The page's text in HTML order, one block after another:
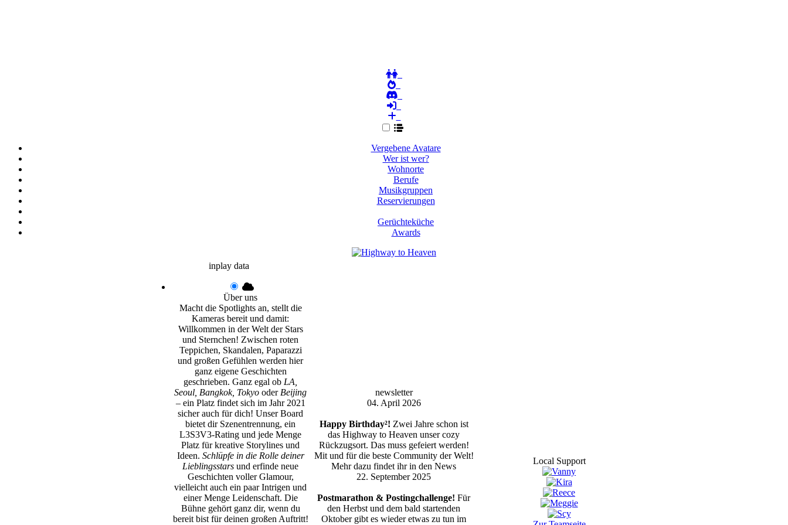
Vergebene Avatare
Wer ist wer?
Wohnorte
Berufe
Musikgruppen
Reservierungen
Gerüchteküche
Awards
inplay data
Über uns
Macht die Spotlights an, stellt die
Kameras bereit und damit:
Willkommen in der Welt der Stars
und Sternchen! Zwischen roten
Teppichen, Skandalen, Paparazzi
und großen Gefühlen werden hier
ganz eigene Geschichten
geschrieben. Ganz egal ob LA,
Seoul, Bangkok, Tokyo oder Beijing
– ein Platz findet sich im Jahr 2021
sicher auch für dich! Unser Board
bietet dir Szenentrennung, ein
L3S3V3-Rating und jede Menge
Platz für kreative Storylines und
Ideen. Schlüpfe in die Rolle deiner
Lieblingsstars und erfinde neue
Geschichten voller Glamour,
vielleicht auch ein paar Intrigen und
einer Menge Leidenschaft. Die
Bühne gehört ganz dir, wenn du
bereit bist für deinen großen Auftritt!
newsletter
04. April 2026
Happy Birthday²! Zwei Jahre schon ist
das Highway to Heaven unser cozy
Rückzugsort. Das muss gefeiert werden!
Mit und für die beste Community der Welt!
Mehr dazu findet ihr in den News
22. September 2025
Postmarathon & Postingchallenge! Für
den Herbst und dem bald startenden
Oktober gibt es wieder etwas zu tun im
Local Support